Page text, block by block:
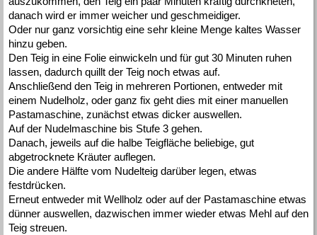
danach wird er immer weicher und geschmeidiger.
Oder nur ganz vorsichtig eine sehr kleine Menge kaltes Wasser
hinzu geben.
Den Teig in eine Folie einwickeln und für gut 30 Minuten ruhen
lassen, dadurch quillt der Teig noch etwas auf.
Anschließend den Teig in mehreren Portionen, entweder mit
einem Nudelholz, oder ganz fix geht dies mit einer manuellen
Pastamaschine, zunächst etwas dicker auswellen.
Auf der Nudelmaschine bis Stufe 3 gehen.
Danach, jeweils auf die halbe Teigfläche beliebige, gut
abgetrocknete Kräuter auflegen.
Die andere Hälfte vom Nudelteig darüber legen, etwas
festdrücken.
Erneut entweder mit Wellholz oder auf der Pastamaschine etwas
dünner auswellen, dazwischen immer wieder etwas Mehl auf den
Teig streuen.